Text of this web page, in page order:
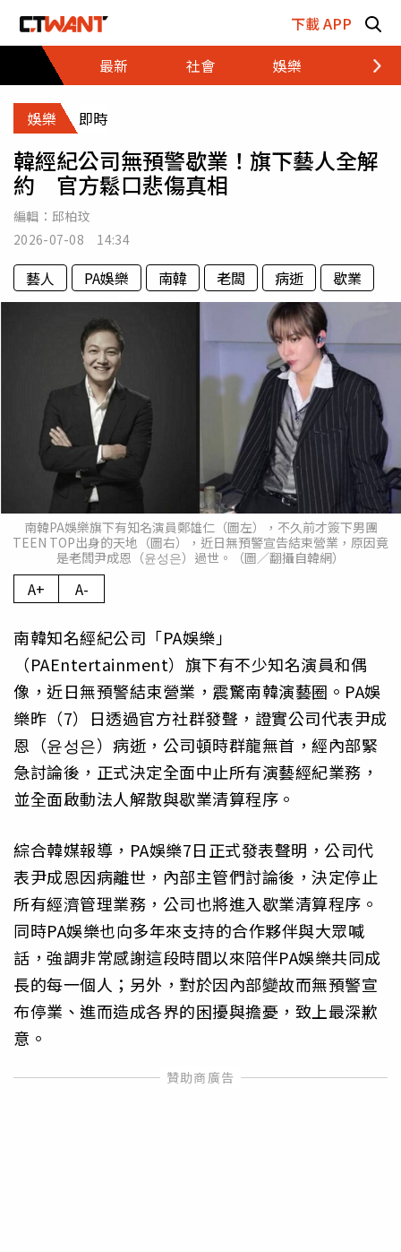
下載 APP
最新
社會 娛樂 財經
娛樂 即時
韓經紀公司無預警歇業！旗下藝人全解
約 官方鬆口悲傷真相
編輯： 邱柏玟
2026-07-08 14:34
藝人 PA娛樂 南韓 老闆 病逝 歇業
南韓PA娛樂旗下有知名演員鄭雄仁（圖左），不久前才簽下男團
TEEN TOP出身的天地（圖右），近日無預警宣告結束營業，原因竟
是老闆尹成恩（윤성은）過世。（圖／翻攝自韓網）
A+ A-
南韓知名經紀公司「PA娛樂」
（PAEntertainment）旗下有不少知名演員和偶
像，近日無預警結束營業，震驚南韓演藝圈。PA娛
樂昨（7）日透過官方社群發聲，證實公司代表尹成
恩（윤성은）病逝，公司頓時群龍無首，經內部緊
急討論後，正式決定全面中止所有演藝經紀業務，
並全面啟動法人解散與歇業清算程序。
綜合韓媒報導，PA娛樂7日正式發表聲明，公司代
表尹成恩因病離世，內部主管們討論後，決定停止
所有經濟管理業務，公司也將進入歇業清算程序。
同時PA娛樂也向多年來支持的合作夥伴與大眾喊
話，強調非常感謝這段時間以來陪伴PA娛樂共同成
長的每一個人；另外，對於因內部變故而無預警宣
布停業、進而造成各界的困擾與擔憂，致上最深歉
意。